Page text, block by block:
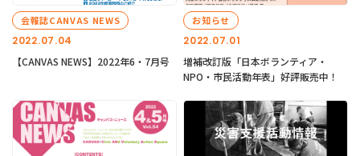
2022.07.04
会報誌CANVAS NEWS
【CANVAS NEWS】2022年6・7月号
2022.07.01
お知らせ
増補改訂版「日本ボランティア・
NPO・市民活動年表」好評販売中！